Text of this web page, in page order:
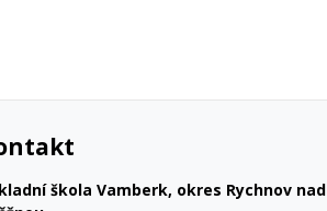
škola Vamberk, okres Rychnov nad